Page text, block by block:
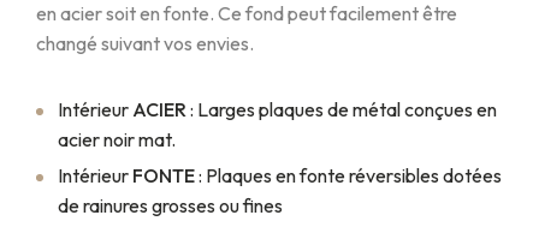
en acier soit en fonte. Ce fond peut facilement être
changé suivant vos envies.
Intérieur ACIER: Larges plaques de métal conçues en
acier noir mat.
Intérieur FONTE: Plaques en fonte réversibles dotées
de rainures grosses ou fines